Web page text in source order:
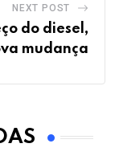
NEXT POST
do diesel,
mudança